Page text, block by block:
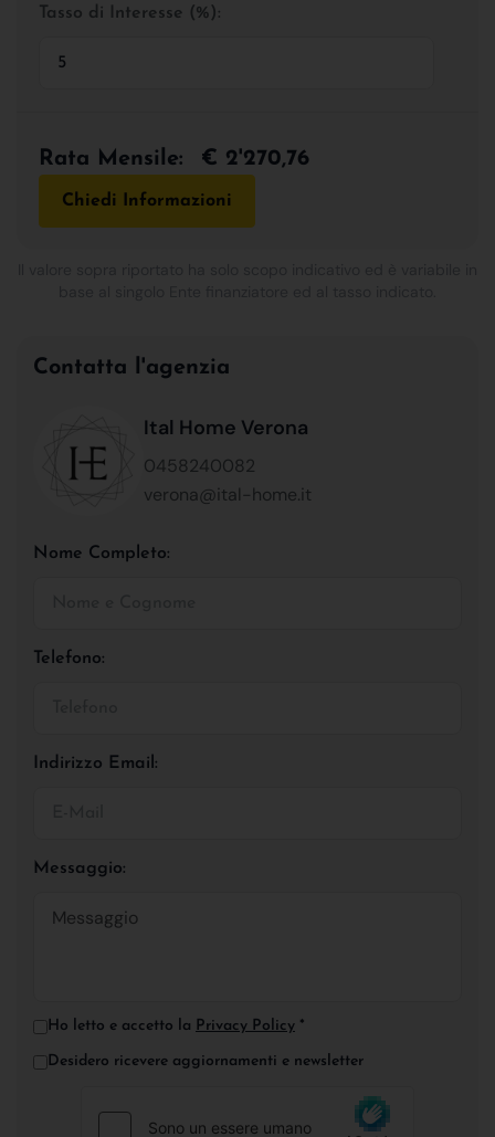
Tasso di Interesse (%):
Rata Mensile: € 2'270,76
Chiedi Informazioni
Contatta l'agenzia
Ital Home Verona
0458240082
verona@ital-home.it
Nome Completo:
Telefono:
Indirizzo Email:
Messaggio:
Ho letto e accetto la Privacy Policy *
Desidero ricevere aggiornamenti e newsletter